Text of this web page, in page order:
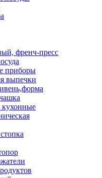
френч-пресс
приборы
выпечки